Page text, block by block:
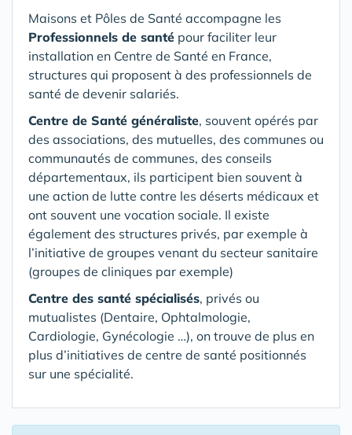
Maisons et Pôles de Santé accompagne les
Professionnels de santé pour faciliter leur
installation en Centre de Santé en France,
structures qui proposent à des professionnels de
santé de devenir salariés.
Centre de Santé généraliste, souvent opérés par
des associations, des mutuelles, des communes ou
communautés de communes, des conseils
départementaux, ils participent bien souvent à
une action de lutte contre les déserts médicaux et
ont souvent une vocation sociale. Il existe
également des structures privés, par exemple à
l’initiative de groupes venant du secteur sanitaire
(groupes de cliniques par exemple)
Centre des santé spécialisés, privés ou
mutualistes (Dentaire, Ophtalmologie,
Cardiologie, Gynécologie …), on trouve de plus en
plus d’initiatives de centre de santé positionnés
sur une spécialité.